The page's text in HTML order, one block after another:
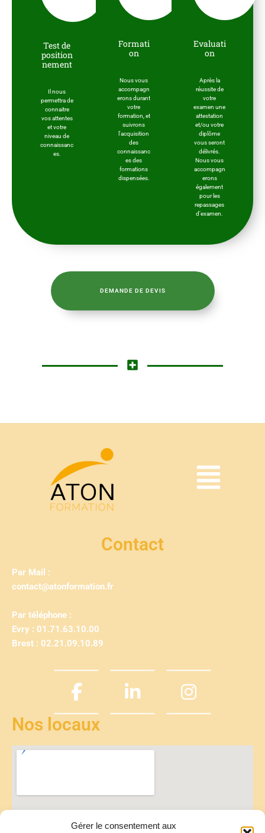
Gérer le consentement aux
Test de
position
nement
Il nous
permettra de
connaitre
vos attentes
et votre
niveau de
connaissanc
es.
Formati
on
Nous vous
accompagn
erons durant
votre
formation, et
suivrons
l'acquisition
des
connaissanc
es des
formations
dispensées.
Evaluati
on
Après la
réussite de
votre
examen une
attestation
et/ou votre
diplôme
vous seront
délivrés.
Nous vous
accompagn
erons
également
pour les
repassages
d'examen.
DEMANDE DE DEVIS
Contact
Par Mail :
contact@atonformation.fr
Par téléphone :
Evry : 01.71.63.10.00
Brest : 02.21.09.10.89
Nos locaux